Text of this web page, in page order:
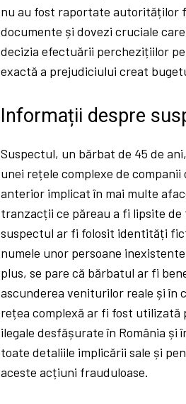
nu au fost raportate autorităților
documente și dovezi cruciale
decizia efectuării perchezițiilor
exactă a prejudiciului creat
Informații despre
Suspectul, un bărbat de 45 de
unei rețele complexe de
anterior implicat în mai multe
tranzacții ce păreau a fi lipsite
suspectul ar fi folosit identități
numele unor persoane
plus, se pare că bărbatul ar fi
ascunderea veniturilor reale și în
rețea complexă ar fi fost
ilegale desfășurate în România
toate detaliile implicării sale și
aceste acțiuni frauduloase.